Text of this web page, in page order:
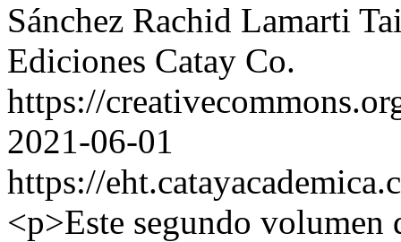
Sánchez Rachid Lamarti
Ediciones Catay Co.
https://
2021-06-01
https://
<p>Este segundo volumen